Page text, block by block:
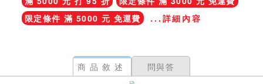
限定條件 滿 5000 元 免運費
...詳細內容
商品敘述 問與答